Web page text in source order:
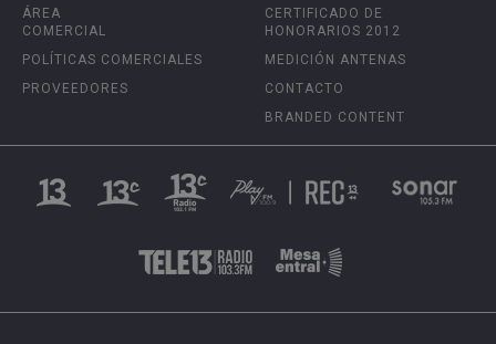
ÁREA
COMERCIAL
POLÍTICAS COMERCIALES
PROVEEDORES
CERTIFICADO DE
HONORARIOS 2012
MEDICIÓN ANTENAS
CONTACTO
BRANDED CONTENT